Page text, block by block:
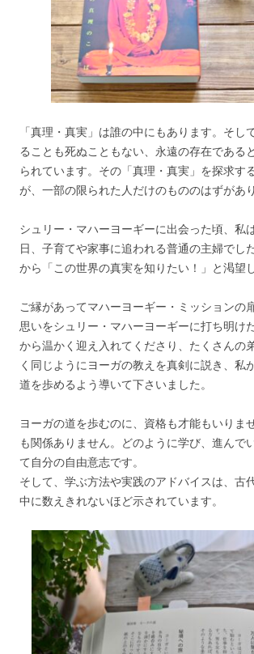
「真理・真実」は誰の中にもあります。そし
ることも死ぬこともない、永遠の存在である
られています。その「真理・真実」を探求す
が、一部の限られた人だけのもののはずがあ
シュリー・マハーヨーギーに出会った頃、私
日、子育てや家事に追われる普通の主婦でし
から「この世界の真実を知りたい！」と渇望
ご縁があってマハーヨーギー・ミッションの
思いをシュリー・マハーヨーギーに打ち明け
から温かく迎え入れてくださり、たくさんの
く同じようにヨーガの教えを真剣に説き、私
道を歩めるよう導いて下さいました。
ヨーガの道を歩むのに、資格も才能もいりま
も関係ありません。どのように学び、進んで
て自分の自由意志です。
そして、学ぶ方法や実践のアドバイスは、古
中に数えきれないほど示されています。